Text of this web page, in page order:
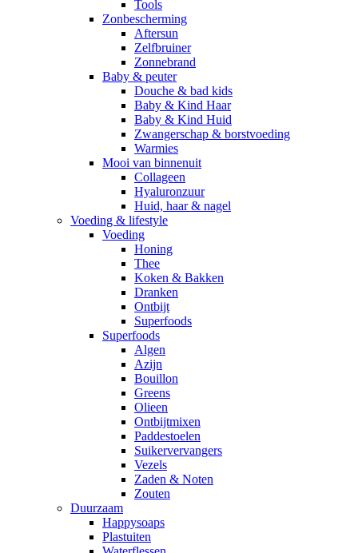
Tools
Zonbescherming
Aftersun
Zelfbruiner
Zonnebrand
Baby & peuter
Douche & bad kids
Baby & Kind Haar
Baby & Kind Huid
Zwangerschap & borstvoeding
Warmies
Mooi van binnenuit
Collageen
Hyaluronzuur
Huid, haar & nagel
Voeding & lifestyle
Voeding
Honing
Thee
Koken & Bakken
Dranken
Ontbijt
Superfoods
Superfoods
Algen
Azijn
Bouillon
Greens
Olieen
Ontbijtmixen
Paddestoelen
Suikervervangers
Vezels
Zaden & Noten
Zouten
Duurzaam
Happysoaps
Plastuiten